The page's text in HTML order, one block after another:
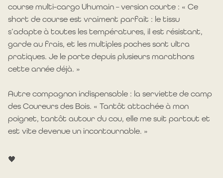
course multi-cargo Uhumain – version courte : « Ce
short de course est vraiment parfait : le tissu
s’adapte à toutes les températures, il est résistant,
garde au frais, et les multiples poches sont ultra
pratiques. Je le porte depuis plusieurs marathons
cette année déjà. »
Autre compagnon indispensable : la serviette de camp
des Coureurs des Bois. « Tantôt attachée à mon
poignet, tantôt autour du cou, elle me suit partout et
est vite devenue un incontournable. »
🖤